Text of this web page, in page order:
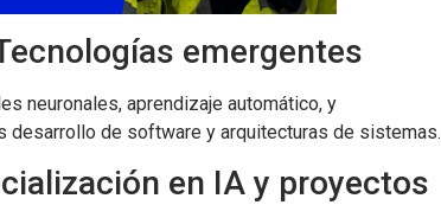
emergentes
neuronales, aprendizaje automático, y
desarrollo de software y arquitecturas de sistemas.
en IA y proyectos